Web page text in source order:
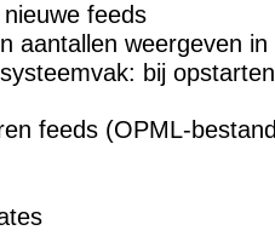
feeds
aantallen weergeven
bij
feeds (OPML-